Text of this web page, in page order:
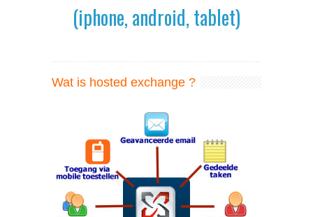
(iphone, android, tablet)
Wat is hosted exchange ?